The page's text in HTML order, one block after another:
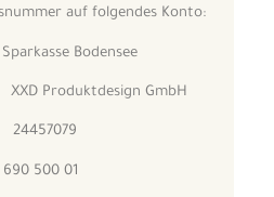
auf folgendes Konto:
Bodensee
GmbH
01